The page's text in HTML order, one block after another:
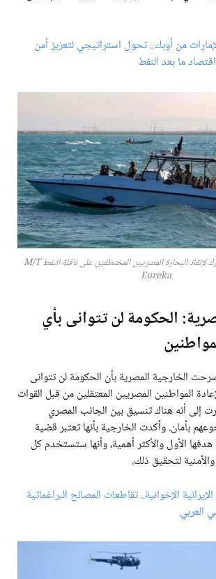
من أوبك.. تحول استراتيجي لتعزيز أمن
ما بعد النفط
عاجل | الخارجية تتحرك لإنقاذ البحارة المصريين المختطفين على ناقلة النفط M/T
Eureka
الحكومة لن تتوانى بأي
الخارجية المصرية بأن الحكومة لن تتوانى
المواطنين المصريين المعتقلين من قبل القوات
إلى أنه هناك تنسيق بين الجانب المصري
بأمان. وأكدت الخارجية بأنها تعتبر قضية
الأول والأكثر أهمية، وأنها ستستخدم كل
لتحقيق ذلك.
الإخوانية.. تقاطعات المصالح البراغماتية
العربي